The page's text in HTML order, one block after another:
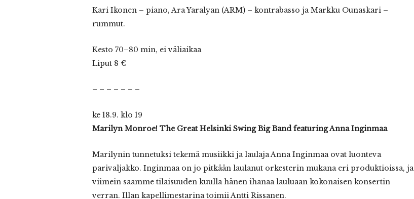
Kari Ikonen – piano, Ara Yaralyan (ARM) – kontrabasso ja Markku Ounaskari –
rummut.
Kesto 70–80 min, ei väliaikaa
Liput 8 €
– – – – – – –
ke 18.9. klo 19
Marilyn Monroe! The Great Helsinki Swing Big Band featuring Anna Inginmaa
Marilynin tunnetuksi tekemä musiikki ja laulaja Anna Inginmaa ovat luonteva
parivaljakko. Inginmaa on jo pitkään laulanut orkesterin mukana eri produktioissa, ja
viimein saamme tilaisuuden kuulla hänen ihanaa lauluaan kokonaisen konsertin
verran. Illan kapellimestarina toimii Antti Rissanen.